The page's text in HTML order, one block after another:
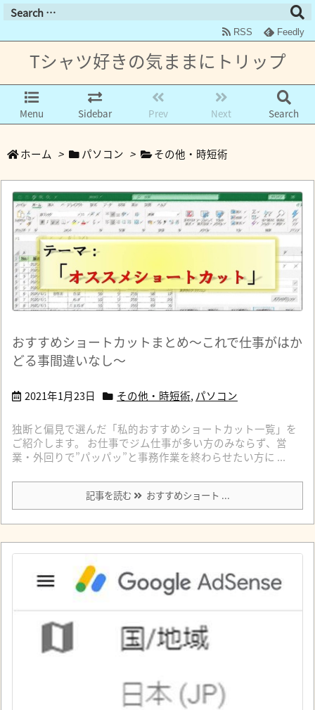
Tシャツ好きの気ままにトリップ
Menu Sidebar Prev Next Search
RSS Feedly
ホーム > パソコン > その他・時短術
おすすめショートカットまとめ～これで仕事がはか
どる事間違いなし～
2021年1月23日 その他・時短術,パソコン
独断と偏見で選んだ「私的おすすめショートカット一覧」を
ご紹介します。 お仕事でジム仕事が多い方のみならず、営
業・外回りで”パッパッ”と事務作業を終わらせたい方に ...
記事を読む おすすめショート ...